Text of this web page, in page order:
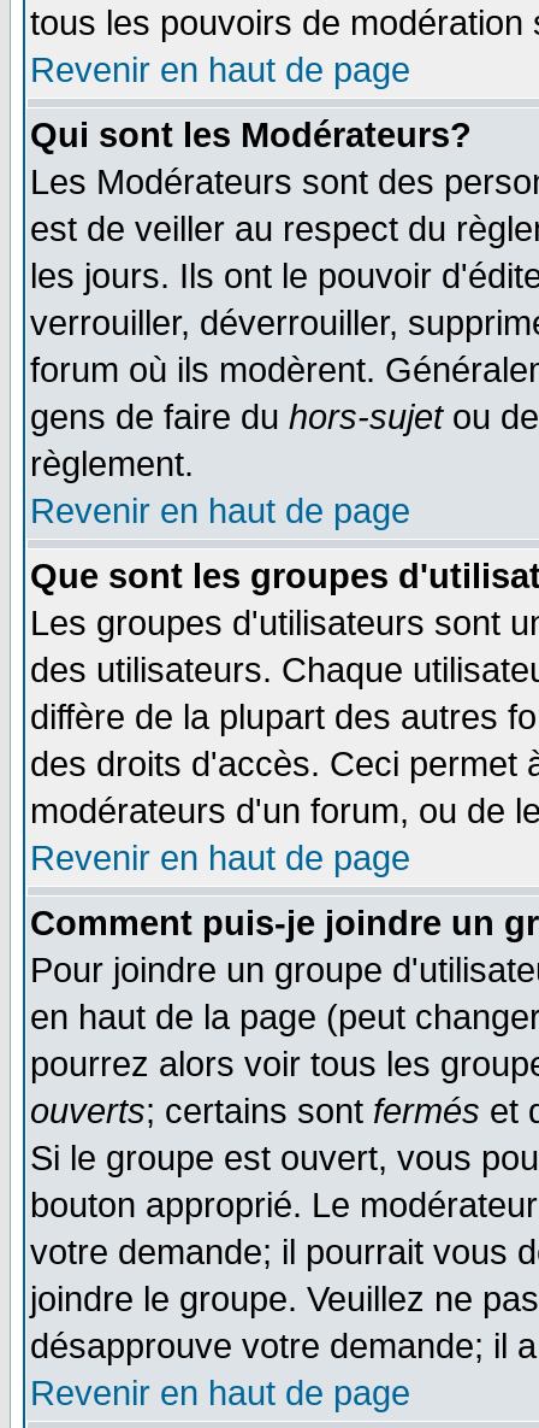
tous les pouvoirs de modération
Revenir en haut de page
Qui sont les Modérateurs?
Les Modérateurs sont des
est de veiller au respect du
les jours. Ils ont le pouvoir
verrouiller, déverrouiller,
forum où ils modèrent.
gens de faire du hors-sujetou
règlement.
Revenir en haut de page
Que sont les groupes
Les groupes d'utilisateurs sont
des utilisateurs. Chaque
diffère de la plupart des autres
des droits d'accès. Ceci permet
modérateurs d'un forum, ou de
Revenir en haut de page
Comment puis-je joindre un
Pour joindre un groupe
en haut de la page (peut
pourrez alors voir tous les
ouverts; certains sont fermés et
Si le groupe est ouvert, vous
bouton approprié. Le
votre demande; il pourrait vous
joindre le groupe. Veuillez ne
désapprouve votre demande; il
Revenir en haut de page